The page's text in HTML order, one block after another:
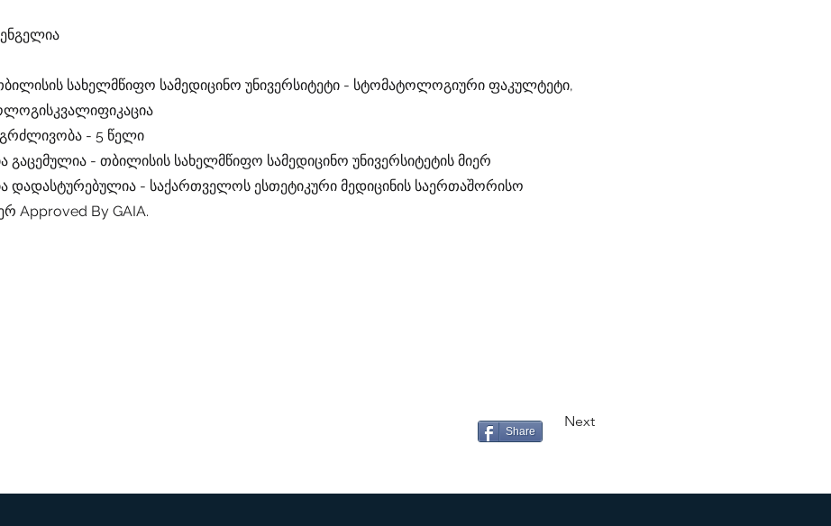
სახელმწიფო სამედიცინო უნივერსიტეტი - სტომატოლოგიური ფაკულტეტი,
- 5 წელი
გაცემულია - თბილისის სახელმწიფო სამედიცინო უნივერსიტეტის მიერ
დადასტურებულია - საქართველოს ესთეტიკური მედიცინის საერთაშორისო
Approved By GAIA.
Share
Next